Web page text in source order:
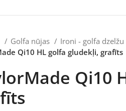
Golfa nūjas
Ironi - golfa
Qi10 HL golfa gludekļi, grafīts
Qi10